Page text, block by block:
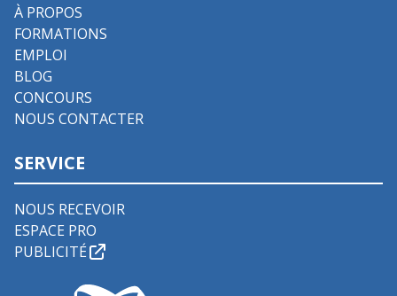
À PROPOS
FORMATIONS
EMPLOI
BLOG
CONCOURS
NOUS CONTACTER
SERVICE
NOUS RECEVOIR
ESPACE PRO
PUBLICITÉ